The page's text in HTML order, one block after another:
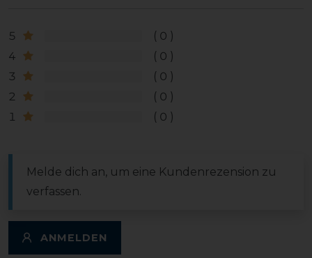
5
0
4
0
3
0
2
0
1
0
Melde dich an, um eine Kundenrezension zu
verfassen.
ANMELDEN